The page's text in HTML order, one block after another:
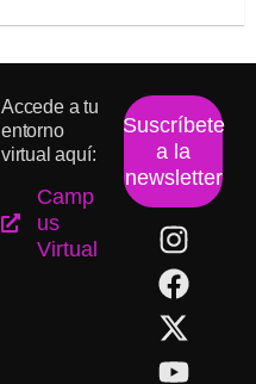
Accede a tu
entorno
virtual aquí:
Camp
us
Virtual
Suscríbete
a la
newsletter